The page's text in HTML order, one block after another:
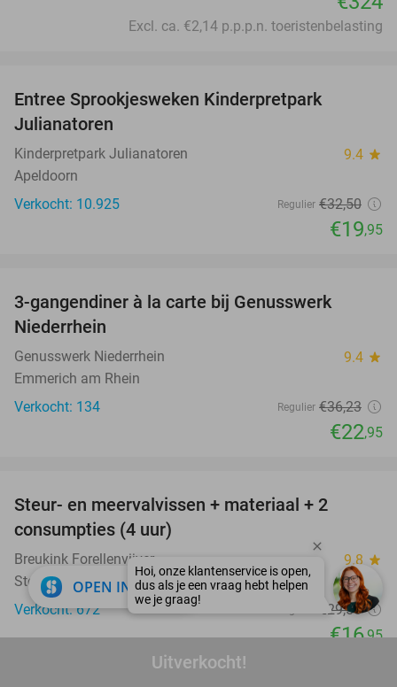
Uitverkocht!
Excl. ca. €2,14 p.p.p.n. toeristenbelasting
Entree Sprookjesweken Kinderpretpark
Julianatoren
Kinderpretpark Julianatoren 9.4 star
Apeldoorn
Verkocht: 10.925
Regulier €32,50
€19,95
3-gangendiner à la carte bij Genusswerk
Niederrhein
Genusswerk Niederrhein 9.4 star
Emmerich am Rhein
Verkocht: 134
Regulier €36,23
€22,95
Steur- en meervalvissen + materiaal + 2
consumpties (4 uur)
Breukink Forellenvijver 9.8 star
Steenderen (14 km)
Verkocht: 672
€29,55
€16,95
OPEN IN APP close